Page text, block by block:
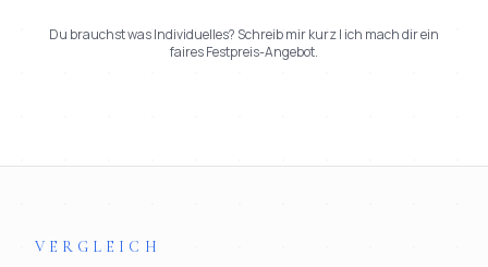
Du brauchst was Individuelles? Schreib mir kurz | ich mach dir ein
faires Festpreis-Angebot.
VERGLEICH